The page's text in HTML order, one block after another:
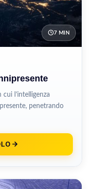
7 MIN
l’intelligenza
penetrando